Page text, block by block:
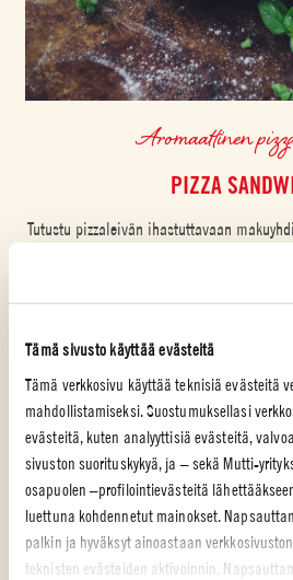
Tämä sivusto käyttää evästeitä
Tämä verkkosivu käyttää teknisiä evästeitä
mahdollistamiseksi. Suostumuksellasi
evästeitä, kuten analyyttisiä evästeitä,
sivuston suorituskykyä, ja – sekä Mutti-
osapuolen –profilointievästeitä
luettuna kohdennetut mainokset.
palkin ja hyväksyt ainoastaan
teknisten evästeiden aktivoinnin.
Aromaattinen
PIZZA
Tutustu pizzaleivän ihastuttavaan
kuoreen. Tämä pehmeä, kullanruskea
pizzakastikkeen antamaa tuoreiden
illallisevääksi.
2h